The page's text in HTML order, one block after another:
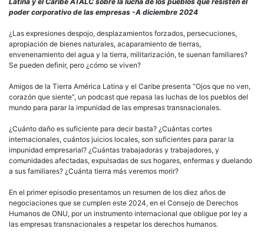
ven,
poder corporativo de las empresas -A diciembre 2024
¿Las expresiones despojo, desplazamientos forzados, persecuciones,
apropiación de bienes naturales, acaparamiento de tierras,
envenenamiento del agua y la tierra, militarización, te suenan familiares?
Se pueden definir, pero ¿cómo se viven?
Amigos de la Tierra América Latina y el Caribe presenta “Ojos que no ven,
corazón que siente”, un podcast que repasa las luchas de los pueblos del
mundo para parar la impunidad de las empresas transnacionales.
¿Cuánto daño es suficiente para decir basta? ¿Cuántas cortes
internacionales, cuántos juicios locales, son suficientes para parar la
impunidad empresarial? ¿Cuántas trabajadoras y trabajadores, y
comunidades afectadas, expulsadas de sus hogares, enfermas y duelando
a sus familiares? ¿Cuánta tierra más veremos morir?
En el primer episodio presentamos un resumen de los diez años de
negociaciones que se cumplen este 2024, en el Consejo de Derechos
Humanos de ONU, por un instrumento internacional que obligue por ley a
las empresas transnacionales a respetar los derechos humanos.